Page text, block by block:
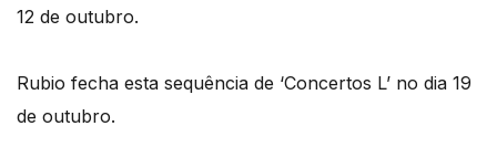
12 de outubro.
Rubio fecha esta sequência de ‘Concertos L’ no dia 19
de outubro.